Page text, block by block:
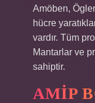
Amöben,
hücre
vardır. Tüm
Mantarlar ve
sahiptir.
AMIP